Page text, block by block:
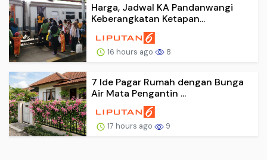
Harga, Jadwal KA Pandanwangi
Keberangkatan Ketapan...
16 hours ago 8
7 Ide Pagar Rumah dengan Bunga
Air Mata Pengantin ...
17 hours ago 9